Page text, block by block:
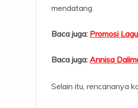
mendatang.
Baca juga: Promosi
Baca juga: Annisa
Selain itu, rencananya